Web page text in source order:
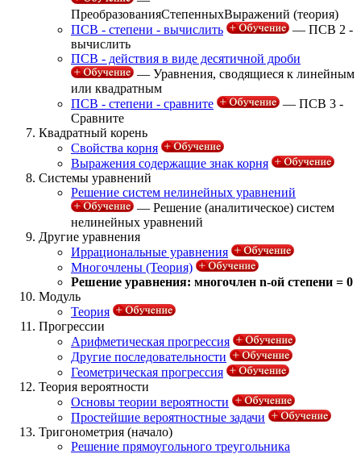
ПреобразованияСтепенныхВыражений (теория)
ПСВ - степени - вычислить
— ПСВ 2 -
вычислить
ПСВ - действия в виде десятичной дроби
— Уравнения, сводящиеся к линейным
или квадратным
ПСВ - степени - сравните
— ПСВ 3 -
Сравните
Квадратный корень
Свойства корня
Выражения содержащие знак корня
Системы уравнений
Решение систем нелинейных уравнений
— Решение (аналитическое) систем
нелинейных уравнений
Другие уравнения
Иррациональные уравнения
Многочлены (Теория)
Решение уравнения: многочлен n-ой степени = 0
Модуль
Теория
Прогрессии
Арифметическая прогрессия
Другие последовательности
Геометрическая прогрессия
Теория вероятности
Основы теории вероятности
Простейшие вероятностные задачи
Тригонометрия (начало)
Решение прямоугольного треугольника